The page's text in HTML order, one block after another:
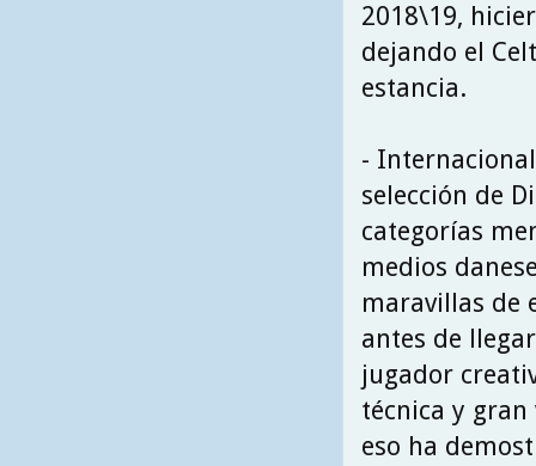
2018\19,
dejando el
estancia.
-
selección de
categorías
medios
maravillas de
antes de
jugador
técnica y gran
eso ha